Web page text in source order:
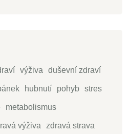
výživa duševní zdraví
hubnutí pohyb stres
metabolismus
výživa zdravá strava